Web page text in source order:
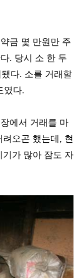
금 몇 만원만 주
. 당시 소 한 두
됐다. 소를 거래할
였다.
에서 거래를 마
오곤 했는데, 현
가 많아 잠도 자